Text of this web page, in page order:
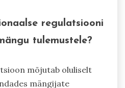
regulatsiooni
tulemustele?
mõjutab oluliselt
mängijate